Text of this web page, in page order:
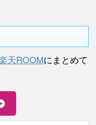
天ROOMにまとめて